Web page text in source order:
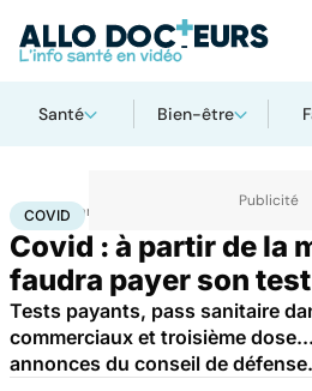
Santé Bien-être
Accueil Santé Covid
COVID
Covid : à partir de la
faudra payer son
Tests payants, pass sanitaire
commerciaux et troisième
annonces du conseil de défense.